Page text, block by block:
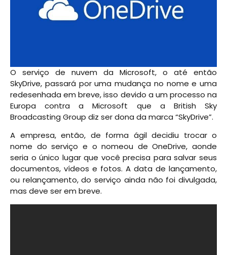
O serviço de nuvem da Microsoft, o até então
SkyDrive, passará por uma mudança no nome e uma
redesenhada em breve, isso devido a um processo na
Europa contra a Microsoft que a British Sky
Broadcasting Group diz ser dona da marca “SkyDrive”.
A empresa, então, de forma ágil decidiu trocar o
nome do serviço e o nomeou de OneDrive, aonde
seria o único lugar que você precisa para salvar seus
documentos, vídeos e fotos. A data de lançamento,
ou relançamento, do serviço ainda não foi divulgada,
mas deve ser em breve.